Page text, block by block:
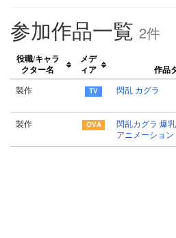
参加作品一覧 2件
役職/キャラ
クター名
メデ
ィア
作品
製作 閃乱 カグラ
製作
閃乱カグラ 爆
アニメーション